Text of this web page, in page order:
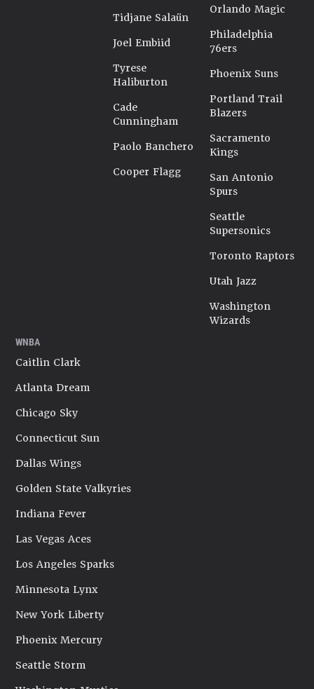
Tidjane Salaün
Joel Embiid
Tyrese
Haliburton
Cade
Cunningham
Paolo Banchero
Cooper Flagg
Orlando Magic
Philadelphia
76ers
Phoenix Suns
Portland Trail
Blazers
Sacramento
Kings
San Antonio
Spurs
Seattle
Supersonics
Toronto Raptors
Utah Jazz
Washington
Wizards
WNBA
Caitlin Clark
Atlanta Dream
Chicago Sky
Connecticut Sun
Dallas Wings
Golden State Valkyries
Indiana Fever
Las Vegas Aces
Los Angeles Sparks
Minnesota Lynx
New York Liberty
Phoenix Mercury
Seattle Storm